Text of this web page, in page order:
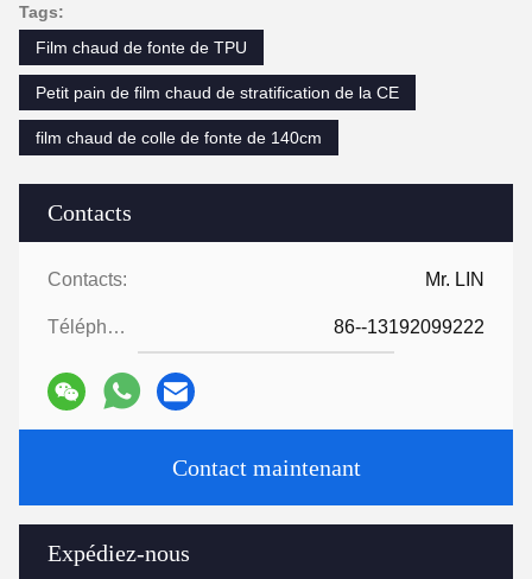
Contacts
Contacts: Mr. LIN
Téléphone: 86--13192099222
Contact maintenant
Expédiez-nous
Tags:
Film chaud de fonte de TPU
Petit pain de film chaud de stratification de la CE
film chaud de colle de fonte de 140cm